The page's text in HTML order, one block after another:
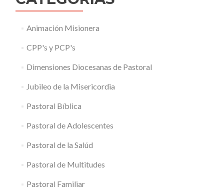
Animación Misionera
CPP's y PCP's
Dimensiones Diocesanas de Pastoral
Jubileo de la Misericordia
Pastoral Bíblica
Pastoral de Adolescentes
Pastoral de la Salúd
Pastoral de Multitudes
Pastoral Familiar